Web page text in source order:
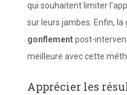
qui souhaitent limiter
sur leurs jambes. Enfin, la
gonflementpost-
meilleure avec cette
Apprécier les